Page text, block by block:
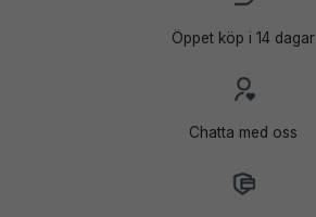
Öppet köp i 14 dagar
Chatta med oss